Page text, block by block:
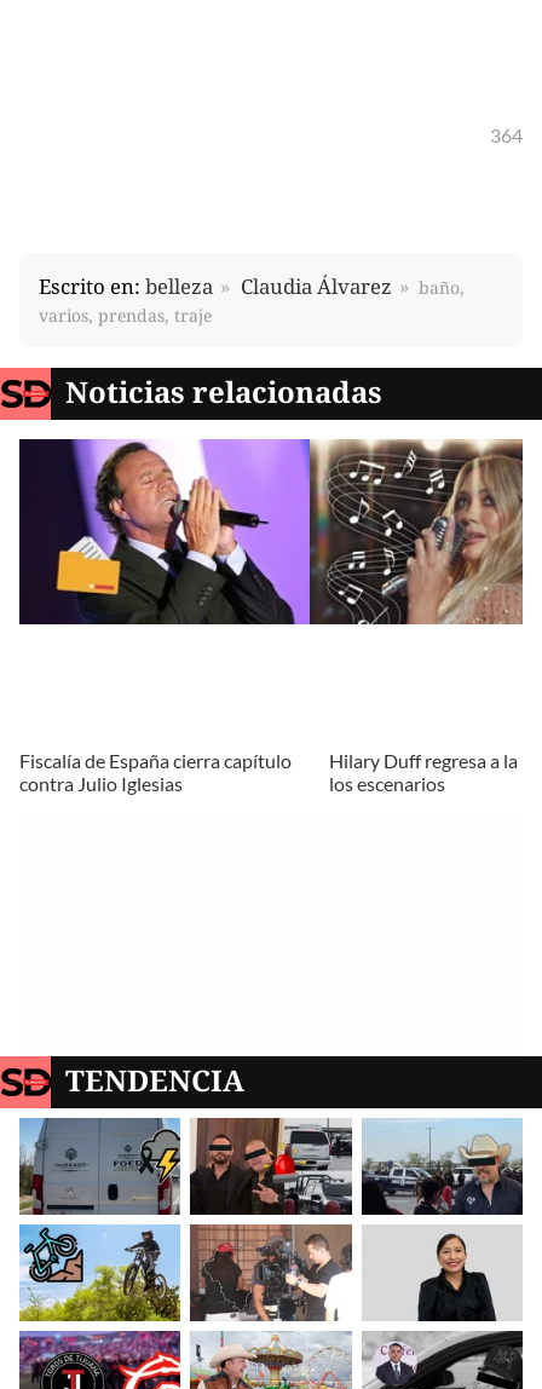
364
Escrito en: belleza Claudia Álvarez
baño,
varios, prendas, traje
Noticias relacionadas
Fiscalía de España cierra capítulo
contra Julio Iglesias
Hilary Duff regresa a la
los escenarios
TENDENCIA